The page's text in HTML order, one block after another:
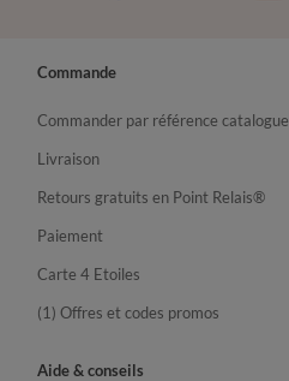
Commande
Commander par référence catalogue
Livraison
Retours gratuits en Point Relais®
Paiement
Carte 4 Etoiles
(1) Offres et codes promos
Aide & conseils